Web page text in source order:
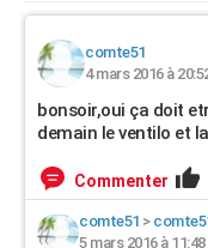
comte51
4 mars 2016 à
bonsoir,oui ça doit
demain le ventilo et
Commenter
comte51 >
5 mars 2016 à 11:48